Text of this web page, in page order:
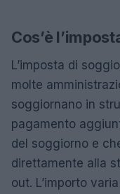
Cos’è
L’imposta di
molte
soggiornano in
pagamento
del soggiorno e
direttamente alla
out. L’importo